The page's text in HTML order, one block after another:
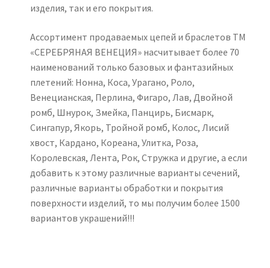
изделия, так и его покрытия.
Ассортимент продаваемых цепей и браслетов ТМ
«СЕРЕБРЯНАЯ ВЕНЕЦИЯ» насчитывает более 70
наименований только базовых и фантазийных
плетений: Нонна, Коса, Урагано, Роло,
Венецианская, Перлина, Фигаро, Лав, Двойной
ромб, Шнурок, Змейка, Панцирь, Бисмарк,
Сингапур, Якорь, Тройной ромб, Колос, Лисий
хвост, Кардано, Кореана, Улитка, Роза,
Королевская, Лента, Рок, Стружка и другие, а если
добавить к этому различные варианты сечений,
различные варианты обработки и покрытия
поверхности изделий, то мы получим более 1500
вариантов украшений!!!